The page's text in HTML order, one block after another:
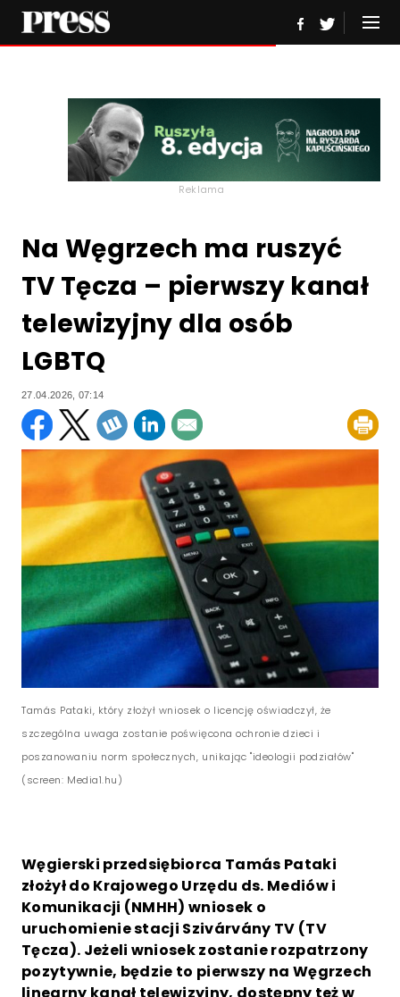
Reklama
Na Węgrzech ma ruszyć
TV Tęcza – pierwszy kanał
telewizyjny dla osób
LGBTQ
27.04.2026, 07:14
Tamás Pataki, który złożył wniosek o licencję oświadczył, że
szczególna uwaga zostanie poświęcona ochronie dzieci i
poszanowaniu norm społecznych, unikając "ideologii podziałów"
(screen: Media1.hu)
Węgierski przedsiębiorca Tamás Pataki
złożył do Krajowego Urzędu ds. Mediów i
Komunikacji (NMHH) wniosek o
uruchomienie stacji Szivárvány TV (TV
Tęcza). Jeżeli wniosek zostanie rozpatrzony
pozytywnie, będzie to pierwszy na Węgrzech